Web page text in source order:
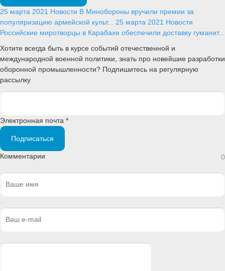
25 марта 2021 Новости В Минобороны вручили премии за
популяризацию армейской культ... 25 марта 2021 Новости
Российские миротворцы в Карабахе обеспечили доставку гуманит...
Хотите всегда быть в курсе событий отечественной и
международной военной политики, знать про новейшие разработки
оборонной промышленности? Подпишитесь на регулярную
рассылку
Электронная почта *
Подписаться
Комментарии 0